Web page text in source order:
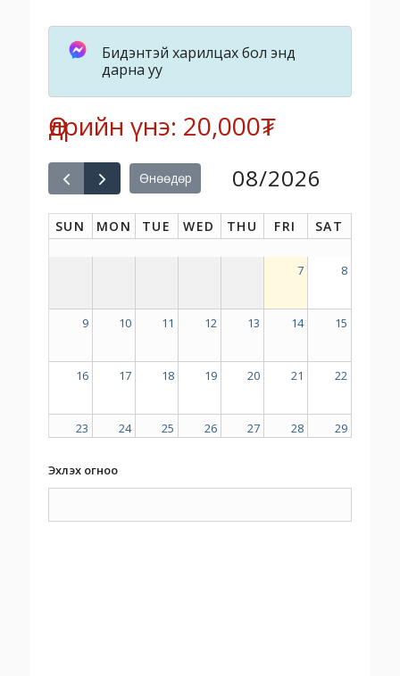
Бидэнтэй харилцах бол энд
дарна уу
Өдрийн үнэ: 20,000₮
Өнөөдөр 08/2026
SUN MON TUE WED THU FRI SAT
7 8
9 10 11 12 13 14 15
16 17 18 19 20 21 22
23 24 25 26 27 28 29
Эхлэх огноо